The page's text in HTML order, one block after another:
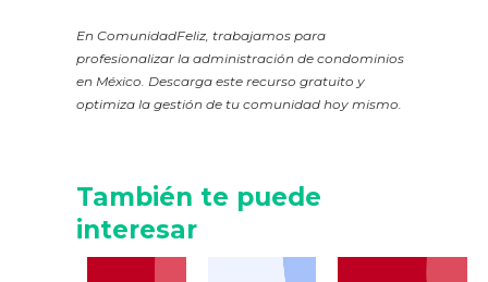
En ComunidadFeliz, trabajamos para
profesionalizar la administración de condominios
en México. Descarga este recurso gratuito y
optimiza la gestión de tu comunidad hoy mismo.
También te puede
interesar